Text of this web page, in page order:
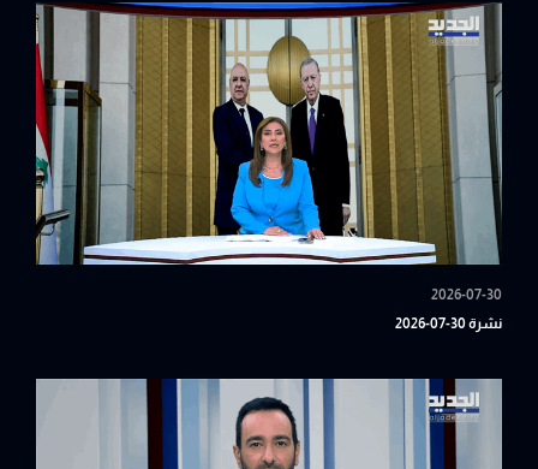
2026-07-30
نشرة 30-07-2026